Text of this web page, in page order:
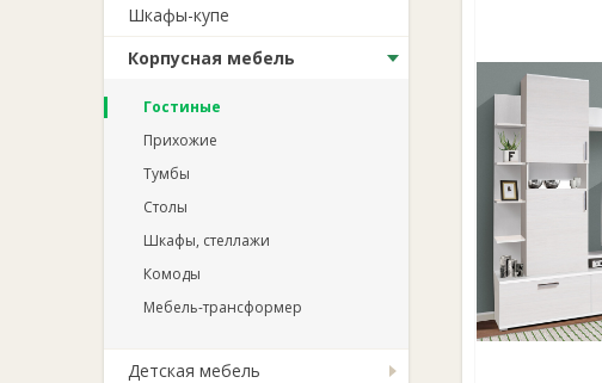
Шкафы-купе
Корпусная мебель
Гостиные
Прихожие
Тумбы
Столы
Шкафы, стеллажи
Комоды
Мебель-трансформер
Детская мебель